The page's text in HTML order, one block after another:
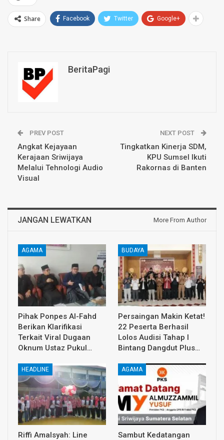
Share Facebook Twitter Google+
BeritaPagi
PREV POST
Angkat Kejayaan
Kerajaan Sriwijaya
Melalui Tehnologi Audio
Visual
NEXT POST
Tingkatkan Kinerja SDM,
KPU Sumsel Ikuti
Rakornas di Banten
JANGAN LEWATKAN More From Author
AGAMA
Pihak Ponpes Al-Fahd
Berikan Klarifikasi
Terkait Viral Dugaan
Oknum Ustaz Pukul…
BUDAYA
Persaingan Makin Ketat!
22 Peserta Berhasil
Lolos Audisi Tahap I
Bintang Dangdut Plus…
HEADLINE
Riffi Amalsyah: Line
AGAMA
Sambut Kedatangan